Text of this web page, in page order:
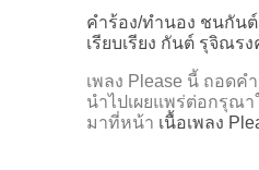
คำร้อง/ทำนอง ชนกัน
เรียบเรียง กันต์ รุจิณร
เพลง Please นี้ ถอด
นำไปเผยแพร่ต่อกรุณ
มาที่หน้า เนื้อเพลง